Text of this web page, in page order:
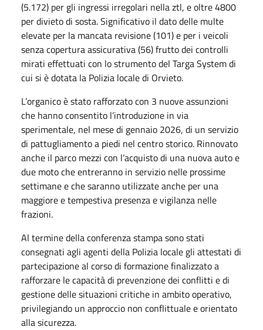
(5.172) per gli ingressi irregolari nella ztl, e oltre 4800
per divieto di sosta. Significativo il dato delle multe
elevate per la mancata revisione (101) e per i veicoli
senza copertura assicurativa (56) frutto dei controlli
mirati effettuati con lo strumento del Targa System di
cui si è dotata la Polizia locale di Orvieto.
L’organico è stato rafforzato con 3 nuove assunzioni
che hanno consentito l’introduzione in via
sperimentale, nel mese di gennaio 2026, di un servizio
di pattugliamento a piedi nel centro storico. Rinnovato
anche il parco mezzi con l’acquisto di una nuova auto e
due moto che entreranno in servizio nelle prossime
settimane e che saranno utilizzate anche per una
maggiore e tempestiva presenza e vigilanza nelle
frazioni.
Al termine della conferenza stampa sono stati
consegnati agli agenti della Polizia locale gli attestati di
partecipazione al corso di formazione finalizzato a
rafforzare le capacità di prevenzione dei conflitti e di
gestione delle situazioni critiche in ambito operativo,
privilegiando un approccio non conflittuale e orientato
alla sicurezza.